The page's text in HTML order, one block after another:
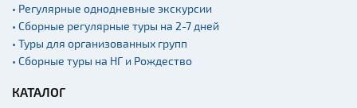
• Регулярные однодневные экскурсии
• Сборные регулярные туры на 2-7 дней
• Туры для организованных групп
• Сборные туры на НГ и Рождество
КАТАЛОГ